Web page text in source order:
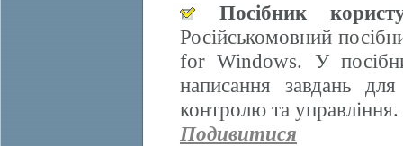
Посібник
Російськомовний
for Windows. У
написання завдань
контролю та управління.
Подивитися